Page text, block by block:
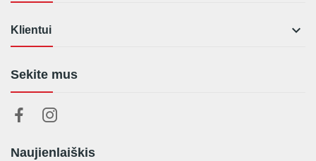
Klientui 
Sekite mus
Naujienlaiškis